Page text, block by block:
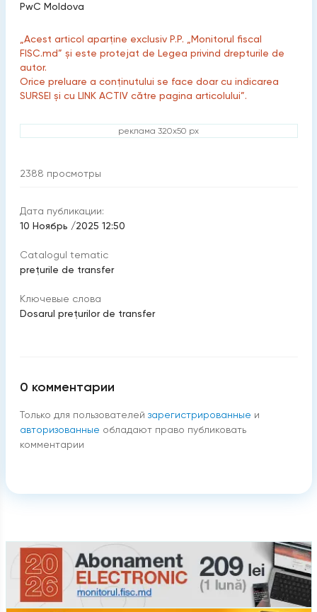
PwC Moldova
„Acest articol aparține exclusiv P.P. „Monitorul fiscal
FISC.md” și este protejat de Legea privind drepturile de
autor.
Orice preluare a conținutului se face doar cu indicarea
SURSEI și cu LINK ACTIV către pagina articolului”.
реклама 320x50 px
2388 просмотры
Дата публикации:
10 Ноябрь /2025 12:50
Catalogul tematic
prețurile de transfer
Ключевые слова
Dosarul prețurilor de transfer
0 комментарии
Только для пользователей зарегистрированные и
авторизованные обладают право публиковать
комментарии